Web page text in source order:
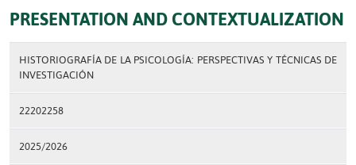
PRESENTATION AND CONTEXTUALIZATION
HISTORIOGRAFÍA DE LA PSICOLOGÍA: PERSPECTIVAS Y TÉCNICAS DE
INVESTIGACIÓN
22202258
2025/2026